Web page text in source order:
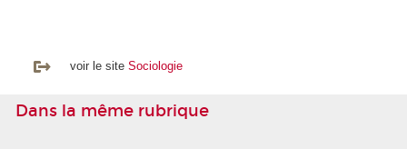
voir le site Sociologie
Dans la même rubrique